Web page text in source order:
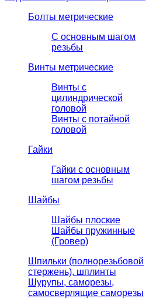
Болты метрические
С основным шагом
резьбы
Винты метрические
Винты с
цилиндрической
головой
Винты с потайной
головой
Гайки
Гайки с основным
шагом резьбы
Шайбы
Шайбы плоские
Шайбы пружинные
(Гровер)
Шпильки (полнорезьбовой
стержень), шплинты
Шурупы, саморезы,
самосверлящие саморезы